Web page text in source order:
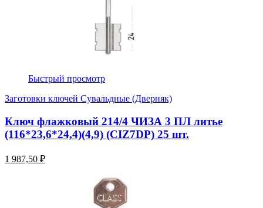
Быстрый просмотр
Заготовки ключей Сувальдные (Дверняк)
Ключ флажковый 214/4 ЧИЗА 3 ПЛ литье
(116*23,6*24,4)(4,9) (CIZ7DP) 25 шт.
1 987,50 ₽